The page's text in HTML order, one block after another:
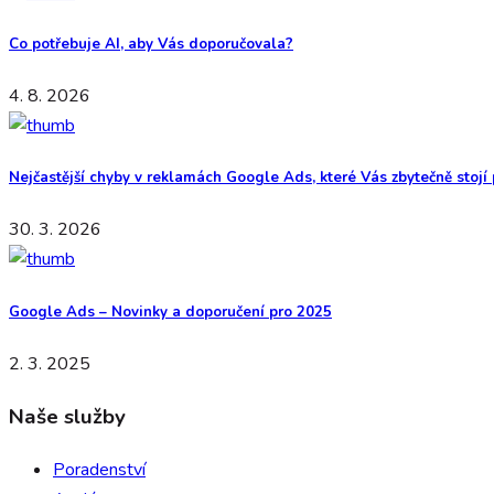
Co potřebuje AI, aby Vás doporučovala?
4. 8. 2026
Nejčastější chyby v reklamách Google Ads, které Vás zbytečně stojí
30. 3. 2026
Google Ads – Novinky a doporučení pro 2025
2. 3. 2025
Naše služby
Poradenství